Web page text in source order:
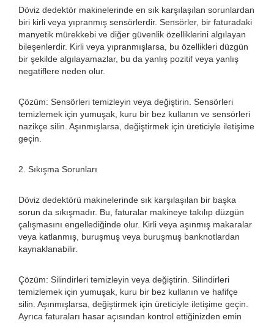
Döviz dedektör makinelerinde en sık karşılaşılan sorunlardan
biri kirli veya yıpranmış sensörlerdir. Sensörler, bir faturadaki
manyetik mürekkebi ve diğer güvenlik özelliklerini algılayan
bileşenlerdir. Kirli veya yıpranmışlarsa, bu özellikleri düzgün
bir şekilde algılayamazlar, bu da yanlış pozitif veya yanlış
negatiflere neden olur.
Çözüm: Sensörleri temizleyin veya değiştirin. Sensörleri
temizlemek için yumuşak, kuru bir bez kullanın ve sensörleri
nazikçe silin. Aşınmışlarsa, değiştirmek için üreticiyle iletişime
geçin.
2. Sıkışma Sorunları
Döviz dedektörü makinelerinde sık karşılaşılan bir başka
sorun da sıkışmadır. Bu, faturalar makineye takılıp düzgün
çalışmasını engellediğinde olur. Kirli veya aşınmış makaralar
veya katlanmış, buruşmuş veya buruşmuş banknotlardan
kaynaklanabilir.
Çözüm: Silindirleri temizleyin veya değiştirin. Silindirleri
temizlemek için yumuşak, kuru bir bez kullanın ve hafifçe
silin. Aşınmışlarsa, değiştirmek için üreticiyle iletişime geçin.
Ayrıca faturaları hasar açısından kontrol ettiğinizden emin